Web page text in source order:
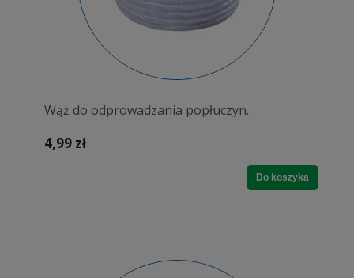
Wąż do odprowadzania popłuczyn.
4,99 zł
Do koszyka